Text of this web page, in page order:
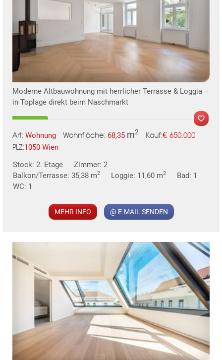
TE
TE
KLIS
Moderne Altbauwohnung mit herrlicher Terrasse & Loggia –
in Toplage direkt beim Naschmarkt
Art: Wohnung Wohnfläche: 68,35 m2 Kauf:€ 650.000
PLZ:1050 Wien
Stock: 2. Etage
Zimmer: 2
Balkon/Terrasse: 35,38 m2 Loggie: 11,60 m2
Bad: 1
WC: 1
MEHR INFO @ E-MAIL SENDEN